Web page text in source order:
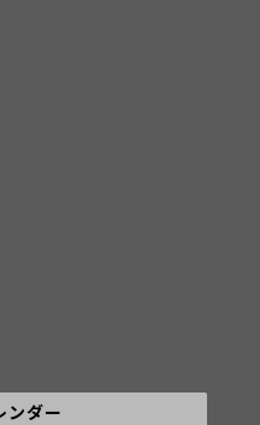
ンダー